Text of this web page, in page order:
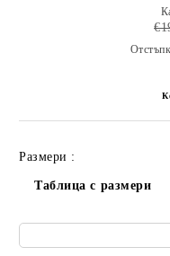
Размери :
Таблица с размери